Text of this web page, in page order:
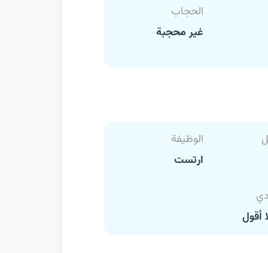
الحجاب
غير محجبة
الوظيفة
ارتست
أقول